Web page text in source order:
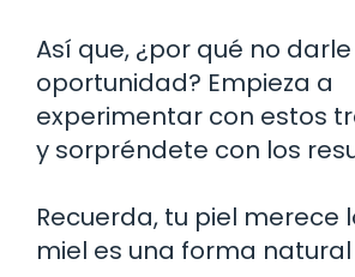
Así que, ¿por qué no
oportunidad? Empieza a
experimentar con estos
y sorpréndete con los
Recuerda, tu piel merece
miel es una forma